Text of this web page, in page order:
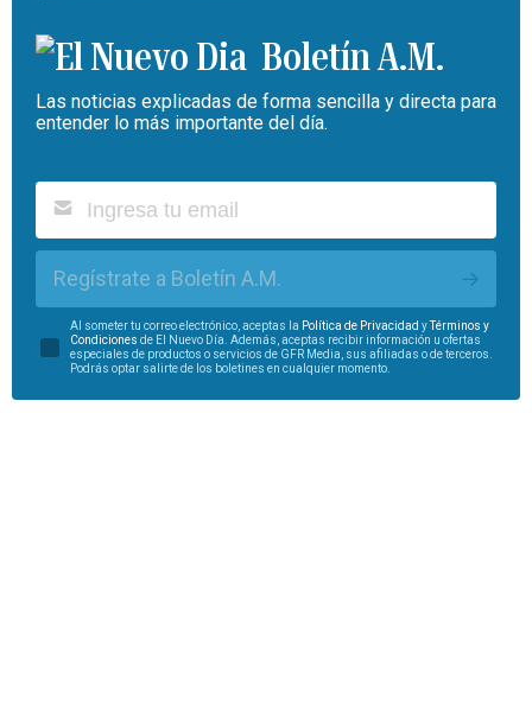
Boletín A.M.
Las noticias explicadas de forma sencilla y directa para
entender lo más importante del día.
Regístrate a Boletín A.M.
Al someter tu correo electrónico, aceptas la Política de Privacidad yTérminos y
Condiciones de El Nuevo Día. Además, aceptas recibir información u ofertas
especiales de productos o servicios de GFR Media, sus afiliadas o de terceros.
Podrás optar salirte de los boletines en cualquier momento.